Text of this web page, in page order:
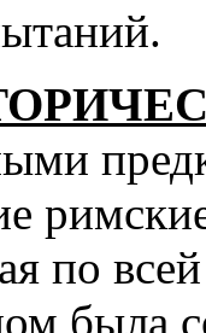
по
была